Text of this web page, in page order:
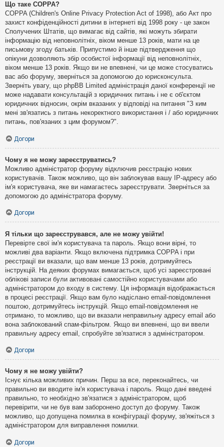
Що таке COPPA?
COPPA (Children's Online Privacy Protection Act of 1998), або Акт про
захист конфіденційності дитини в інтернеті від 1998 року - це закон
Сполучених Штатів, що вимагає від сайтів, які можуть збирати
інформацію від неповнолітніх, віком менше 13 років, мати на це
письмову згоду батьків. Припустимо й інше підтвердження що
опікуни дозволяють збір особистої інформації від неповнолітніх,
віком менше 13 років. Якщо ви не впевнені, чи це може стосуватись
вас або форуму, зверніться за допомогою до юрисконсульта.
Зверніть увагу, що phpBB Limited адміністрація даної конференції не
може надавати консультацій з юридичних питань і не є об'єктом
юридичних відносин, окрім вказаних у відповіді на питання "З ким
мені зв'язатись з питань некоректного використання і / або юридичних
питань, пов'язаних з цим форумом?".
Догори
Чому я не можу зареєструватись?
Можливо адміністратор форуму відключив реєстрацію нових
користувачів. Також можливо, що він заблокував вашу IP-адресу або
ім'я користувача, яке ви намагаєтесь зареєструвати. Зверніться за
допомогою до адміністратора форуму.
Догори
Я тільки що зареєструвався, але не можу увійти!
Перевірте свої ім'я користувача та пароль. Якщо вони вірні, то
можливі два варіанти. Якщо включена підтримка COPPA і при
реєстрації ви вказали, що вам менше 13 років, дотримуйтесь
інструкцій. На деяких форумах вимагається, щоб усі зареєстровані
облікові записи були активовані самостійно користувачами або
адміністратором до входу в систему. Ця інформація відображається
в процесі реєстрації. Якщо вам було надіслано email-повідомлення
поштою, дотримуйтесь інструкцій. Якщо email-повідомлення не
отримано, то можливо, що ви вказали неправильну адресу email або
вона заблокований спам-фільтром. Якщо ви впевнені, що ви ввели
правильну адресу email, спробуйте зв'язатися з адміністратором.
Догори
Чому я не можу увійти?
Існує кілька можливих причин. Перш за все, переконайтесь, чи
правильно ви вводите ім'я користувача і пароль. Якщо дані введені
правильно, то необхідно зв'язатися з адміністратором, щоб
перевірити, чи не був вам заборонено доступ до форуму. Також
можливо, що допущена помилка в конфігурації форуму, зв'яжіться з
адміністратором для виправлення помилки.
Догори